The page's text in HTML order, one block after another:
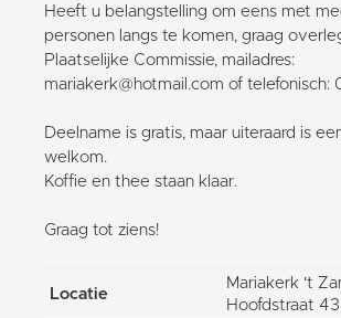
Heeft u belangstelling om eens met
personen langs te komen, graag
Plaatselijke Commissie, mailadres:
mariakerk@hotmail.com of telefonisch:
Deelname is gratis, maar uiteraard is
welkom.
Koffie en thee staan klaar.
Graag tot ziens!
Locatie
Mariakerk 't
Hoofdstraat